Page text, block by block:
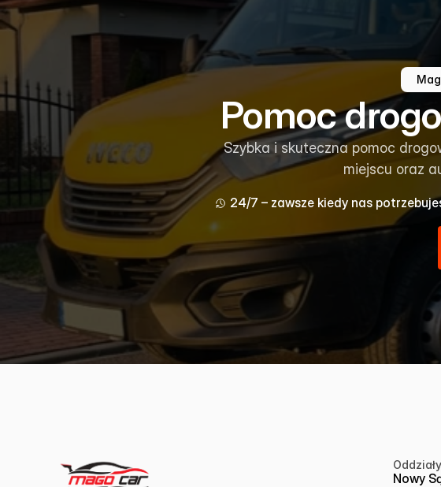
Pomoc
Szybka i skuteczna pomoc
miejscu oraz
24/7 – zawsze kiedy nas
Oddziały
Nowy